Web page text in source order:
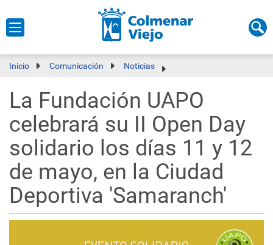
Inicio Comunicación Noticias
La Fundación UAPO
celebrará su II Open Day
solidario los días 11 y 12
de mayo, en la Ciudad
Deportiva 'Samaranch'